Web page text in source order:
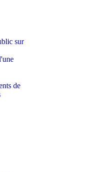
sur
de